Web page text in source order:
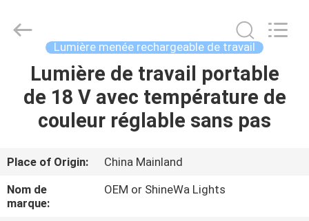
MAISON
PRODUITS
VIDÉOS
International
Trade
Lumière menée rechargeable de travail
Lumière de travail portable
de 18 V avec température de
couleur réglable sans pas
Place of Origin:
China Mainland
Nom de
marque:
OEM or ShineWa Lights